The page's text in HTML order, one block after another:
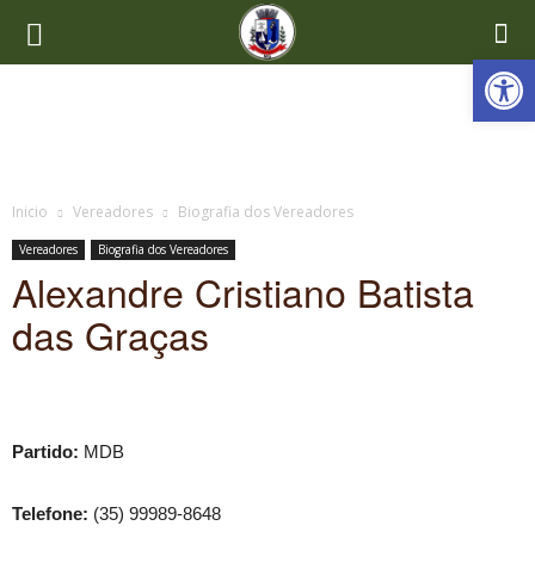
Inicio Vereadores Biografia dos Vereadores
Vereadores Biografia dos Vereadores
Alexandre Cristiano Batista
das Graças
Partido: MDB
Telefone: (35) 99989-8648